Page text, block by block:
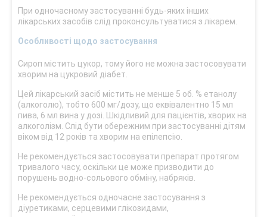
При одночасному застосуванні будь-яких інших
лікарських засобів слід проконсультуватися з лікарем.
Особливості щодо застосування
Сироп містить цукор, тому його не можна застосовувати
хворим на цукровий діабет.
Цей лікарський засіб містить не менше 5 об. % етанолу
(алкоголю), тобто 600 мг/дозу, що еквівалентно 15 мл
пива, 6 мл вина у дозі. Шкідливий для пацієнтів, хворих на
алкоголізм. Слід бути обережним при застосуванні дітям
віком від 12 років та хворим на епілепсію.
Не рекомендується застосовувати препарат протягом
тривалого часу, оскільки це може призводити до
порушень водно-сольового обміну, набряків.
Не рекомендується одночасне застосування з
діуретиками, серцевими глікозидами,